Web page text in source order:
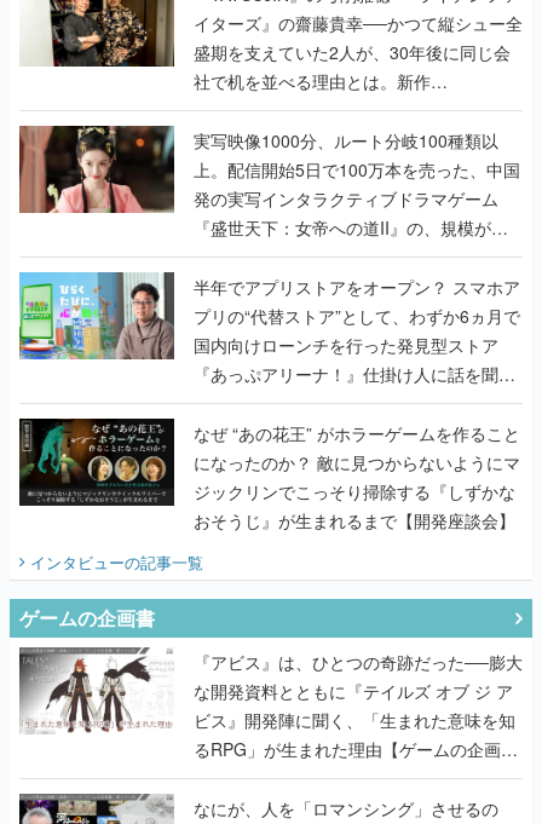
イターズ』の齋藤貴幸──かつて縦シュー全
盛期を支えていた2人が、30年後に同じ会
社で机を並べる理由とは。新作
『TATSUJIN EXTREME』で初タッグを組
んだレジェンド2人に訊く開発秘話
実写映像1000分、ルート分岐100種類以
上。配信開始5日で100万本を売った、中国
発の実写インタラクティブドラマゲーム
『盛世天下：女帝への道II』の、規模が違
うこだわりをプロデューサーに聞いた
半年でアプリストアをオープン？ スマホア
プリの“代替ストア”として、わずか6ヵ月で
国内向けローンチを行った発見型ストア
『あっぷアリーナ！』仕掛け人に話を聞い
てみた
なぜ “あの花王” がホラーゲームを作ること
になったのか？ 敵に見つからないようにマ
ジックリンでこっそり掃除する『しずかな
おそうじ』が生まれるまで【開発座談会】
インタビューの記事一覧
ゲームの企画書
『アビス』は、ひとつの奇跡だった──膨大
な開発資料とともに『テイルズ オブ ジ ア
ビス』開発陣に聞く、「生まれた意味を知
るRPG」が生まれた理由【ゲームの企画
書】
なにが、人を「ロマンシング」させるの